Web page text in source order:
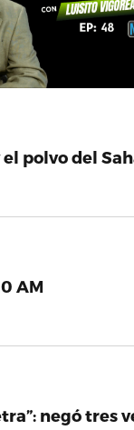
polvo del
AM
negó tres